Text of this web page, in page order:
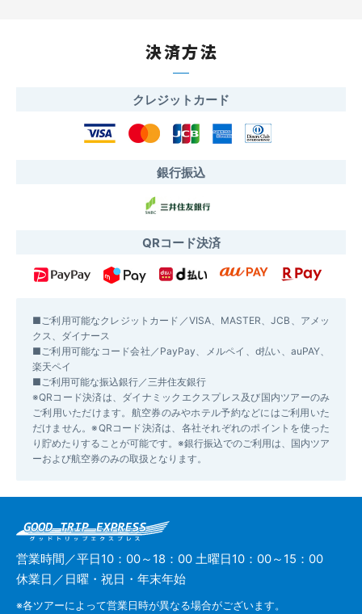
決済方法
クレジットカード
銀行振込
QRコード決済
■ご利用可能なクレジットカード／VISA、MASTER、JCB、アメッ
クス、ダイナース
■ご利用可能なコード会社／PayPay、メルペイ、d払い、auPAY、
楽天ペイ
■ご利用可能な振込銀行／三井住友銀行
※QRコード決済は、ダイナミックエクスプレス及び国内ツアーのみ
ご利用いただけます。航空券のみやホテル予約などにはご利用いた
だけません。※QRコード決済は、各社それぞれのポイントを使った
り貯めたりすることが可能です。※銀行振込でのご利用は、国内ツア
ーおよび航空券のみの取扱となります。
営業時間／平日10：00～18：00 土曜日10：00～15：00
休業日／日曜・祝日・年末年始
※各ツアーによって営業日時が異なる場合がございます。